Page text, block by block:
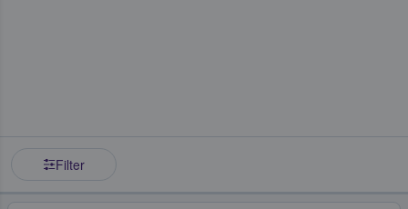
Filter